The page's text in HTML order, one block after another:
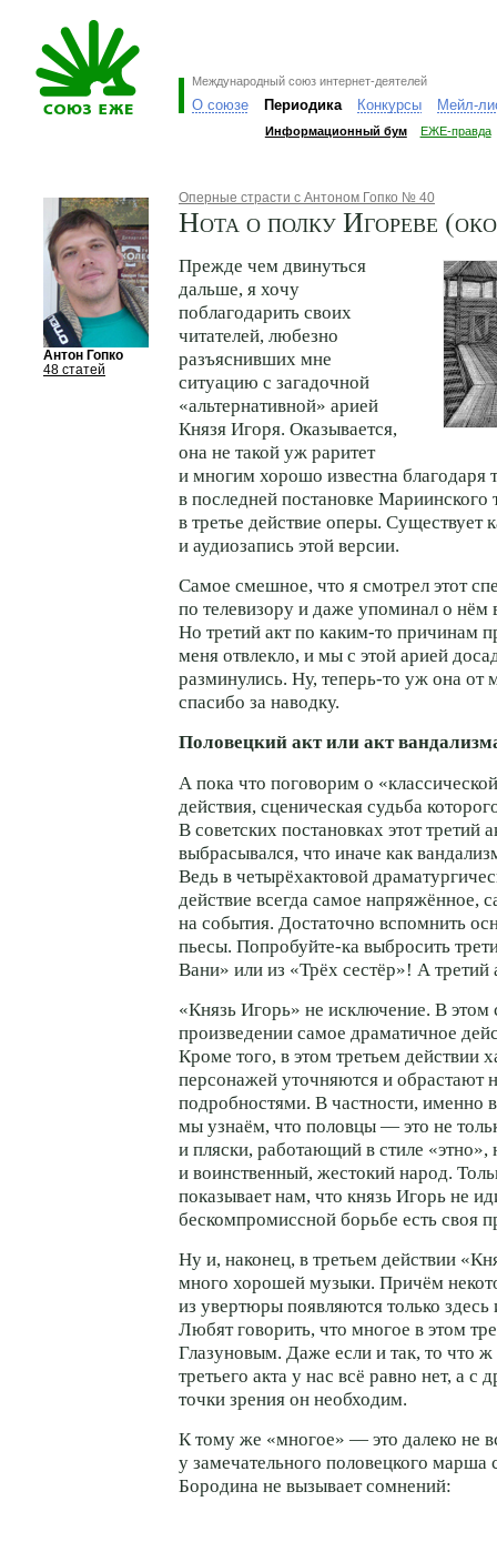
Международный союз интернет-деятелей
О союзе Периодика Конкурсы Мейл-
Информационный бум ЕЖЕ-правда
Антон Гопко
48 статей
Оперные страсти с Антоном Гопко № 40
Нота о полку Игореве
Прежде чем двинуться
дальше, я хочу
поблагодарить своих
читателей, любезно
разъяснивших мне
ситуацию с загадочной
«альтернативной» арией
Князя Игоря. Оказывается,
она не такой уж раритет
и многим хорошо известна благодаря
в последней постановке Мариинского
в третье действие оперы. Существует
и аудиозапись этой версии.
Самое смешное, что я смотрел этот
по телевизору и даже упоминал о нём
Но третий акт по каким-то причинам
меня отвлекло, и мы с этой арией
разминулись. Ну, теперь-то уж она от
спасибо за наводку.
Половецкий акт или акт
А пока что поговорим о
действия, сценическая судьба
В советских постановках этот третий
выбрасывался, что иначе как
Ведь в четырёхактовой
действие всегда самое напряжённое,
на события. Достаточно вспомнить
пьесы. Попробуйте-ка выбросить
Вани» или из «Трёх сестёр»! А
«Князь Игорь» не исключение. В этом
произведении самое драматичное
Кроме того, в этом третьем действии
персонажей уточняются и обрастают
подробностями. В частности, именно в
мы узнаём, что половцы — это не
и пляски, работающий в стиле «этно»,
и воинственный, жестокий народ.
показывает нам, что князь Игорь не
бескомпромиссной борьбе есть своя
Ну и, наконец, в третьем действии
много хорошей музыки. Причём
из увертюры появляются только
Любят говорить, что многое в этом
Глазуновым. Даже если и так, то что ж
третьего акта у нас всё равно нет, а с
точки зрения он необходим.
К тому же «многое» — это далеко не
у замечательного половецкого марша
Бородина не вызывает сомнений: